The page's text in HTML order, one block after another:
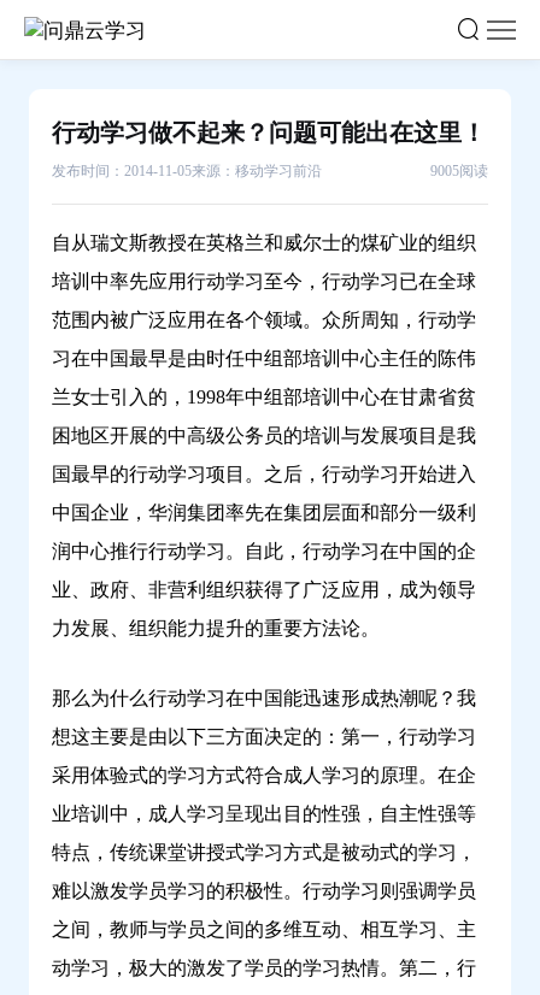
里！-
行动学习做不起来？问题可能出在这里！
发布时间：2014-11-05来源：移动学习前沿 9005阅读
自从瑞文斯教授在英格兰和威尔士的煤矿业的组织
培训中率先应用行动学习至今，行动学习已在全球
范围内被广泛应用在各个领域。众所周知，行动学
习在中国最早是由时任中组部培训中心主任的陈伟
兰女士引入的，1998年中组部培训中心在甘肃省贫
困地区开展的中高级公务员的培训与发展项目是我
国最早的行动学习项目。之后，行动学习开始进入
中国企业，华润集团率先在集团层面和部分一级利
润中心推行行动学习。自此，行动学习在中国的企
业、政府、非营利组织获得了广泛应用，成为领导
力发展、组织能力提升的重要方法论。
那么为什么行动学习在中国能迅速形成热潮呢？我
想这主要是由以下三方面决定的：第一，行动学习
采用体验式的学习方式符合成人学习的原理。在企
业培训中，成人学习呈现出目的性强，自主性强等
特点，传统课堂讲授式学习方式是被动式的学习，
难以激发学员学习的积极性。行动学习则强调学员
之间，教师与学员之间的多维互动、相互学习、主
动学习，极大的激发了学员的学习热情。第二，行